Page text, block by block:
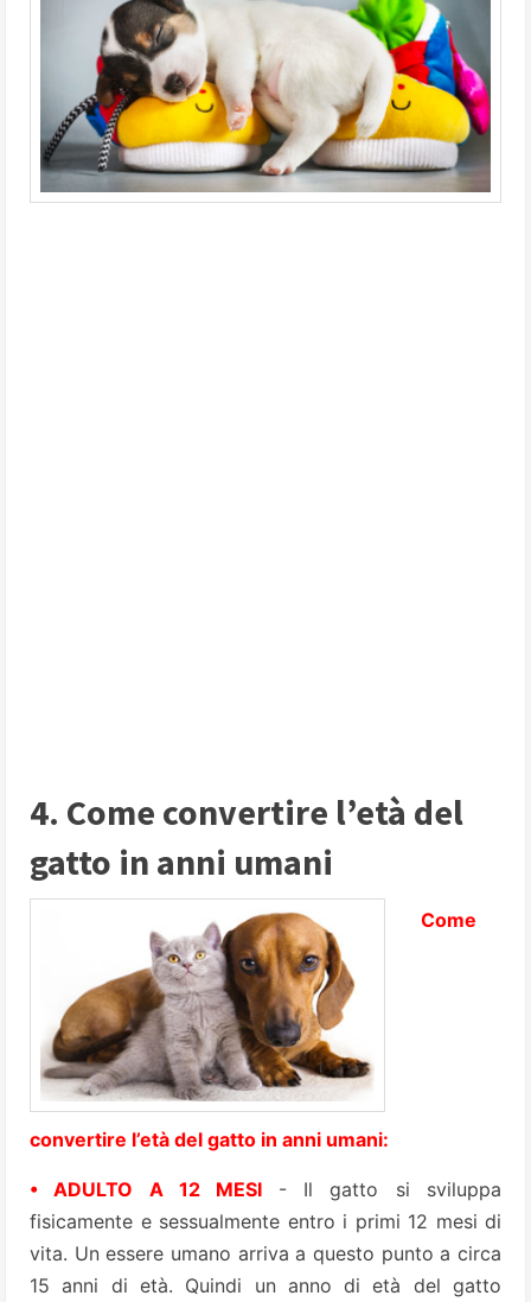
4. Come convertire l’età del
gatto in anni umani
Come
convertire l’età del gatto in anni umani:
• ADULTO A 12 MESI
- Il gatto si sviluppa
fisicamente e sessualmente entro i primi 12 mesi di
vita. Un essere umano arriva a questo punto a circa
15 anni di età. Quindi un anno di età del gatto